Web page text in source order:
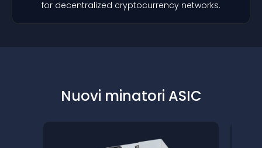
for decentralized cryptocurrency networks.
Nuovi minatori ASIC